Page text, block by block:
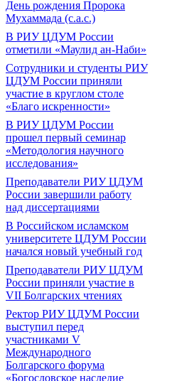
День рождения Пророка
Мухаммада (с.а.с.)
В РИУ ЦДУМ России
отметили «Маулид ан-Наби»
Сотрудники и студенты РИУ
ЦДУМ России приняли
участие в круглом столе
«Благо искренности»
В РИУ ЦДУМ России
прошел первый семинар
«Методология научного
исследования»
Преподаватели РИУ ЦДУМ
России завершили работу
над диссертациями
В Российском исламском
университете ЦДУМ России
начался новый учебный год
Преподаватели РИУ ЦДУМ
России приняли участие в
VII Болгарских чтениях
Ректор РИУ ЦДУМ России
выступил перед
участниками V
Международного
Болгарского форума
«Богословское наследие